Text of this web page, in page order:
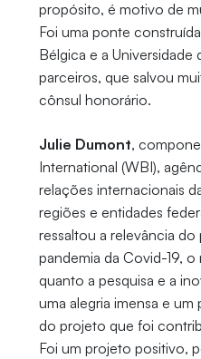
propósito, é motivo de
Foi uma ponte
Bélgica e a
parceiros, que salvou
cônsul honorário.
Julie Dumont,
International (WBI),
relações internacionais
regiões e entidades
ressaltou a relevância
pandemia da Covid-19,
quanto a pesquisa e a
uma alegria imensa e
do projeto que foi
Foi um projeto positivo,